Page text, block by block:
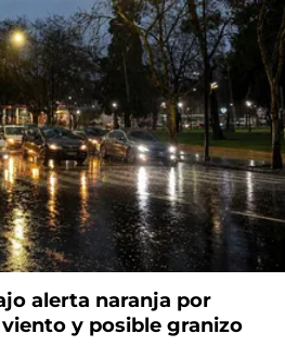
alerta naranja por
y posible granizo